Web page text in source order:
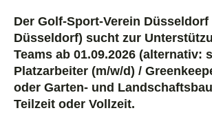
Der Golf-Sport-Verein Düsseldorf
Düsseldorf) sucht zur
Teams ab 01.09.2026 (alternativ:
Platzarbeiter (m/w/d) /
oder Garten- und
Teilzeit oder Vollzeit.